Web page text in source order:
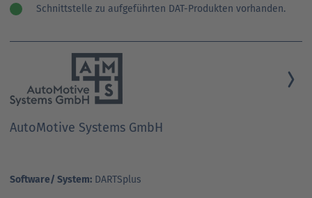
Schnittstelle zu aufgeführten DAT-Produkten vorhanden.
AutoMotive Systems GmbH
Software/ System: DARTSplus